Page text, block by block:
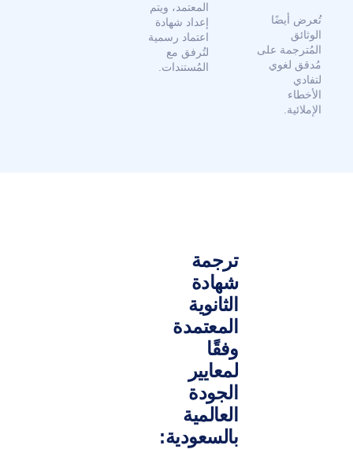
تُعرض أيضًا
الوثائق
المُترجمة على
مُدقق لغوي
لتفادي
الأخطاء
الإملائية.
المعتمد، ويتم
إعداد شهادة
اعتماد رسمية
لتُرفق مع
المُستندات.
ترجمة
شهادة
الثانوية
المعتمدة
وفقًا
لمعايير
الجودة
العالمية
بالسعودية: